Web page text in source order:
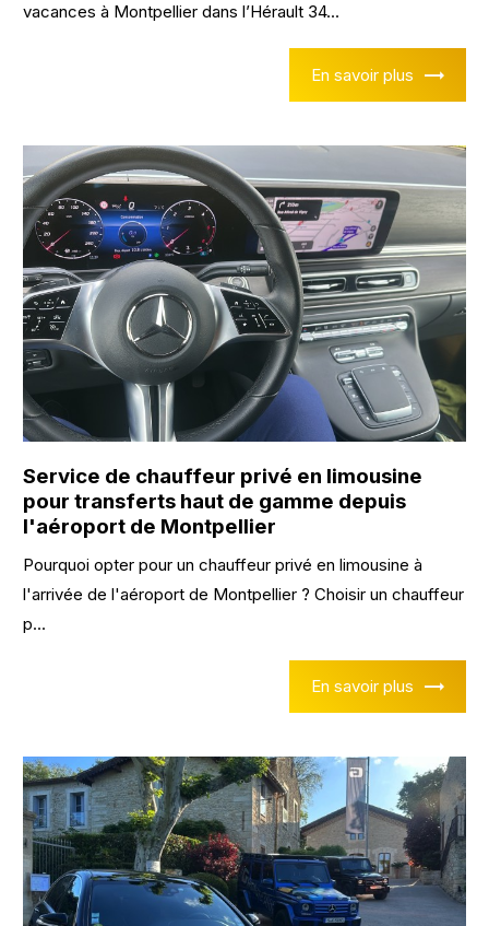
vacances à Montpellier dans l’Hérault 34...
En savoir plus
Service de chauffeur privé en limousine
pour transferts haut de gamme depuis
l'aéroport de Montpellier
Pourquoi opter pour un chauffeur privé en limousine à
l'arrivée de l'aéroport de Montpellier ? Choisir un chauffeur
p...
En savoir plus